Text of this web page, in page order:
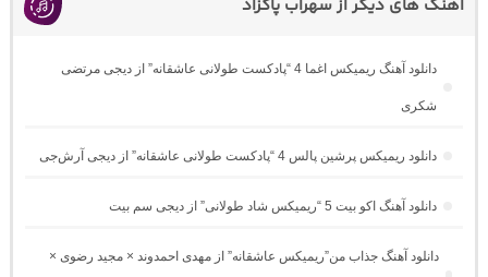
اهنگ های دیگر از سهراب پاکزاد
دانلود آهنگ ریمیکس اغما 4 “پادکست طولانی عاشقانه” از دیجی مرتضی
شکری
دانلود ریمیکس پرشین پالس 4 “پادکست طولانی عاشقانه” از دیجی آرش‌جی
دانلود آهنگ اکو بیت 5 “ریمیکس شاد طولانی” از دیجی سم بیت
دانلود آهنگ جذاب من”ریمیکس عاشقانه” از مهدی احمدوند × مجید رضوی ×